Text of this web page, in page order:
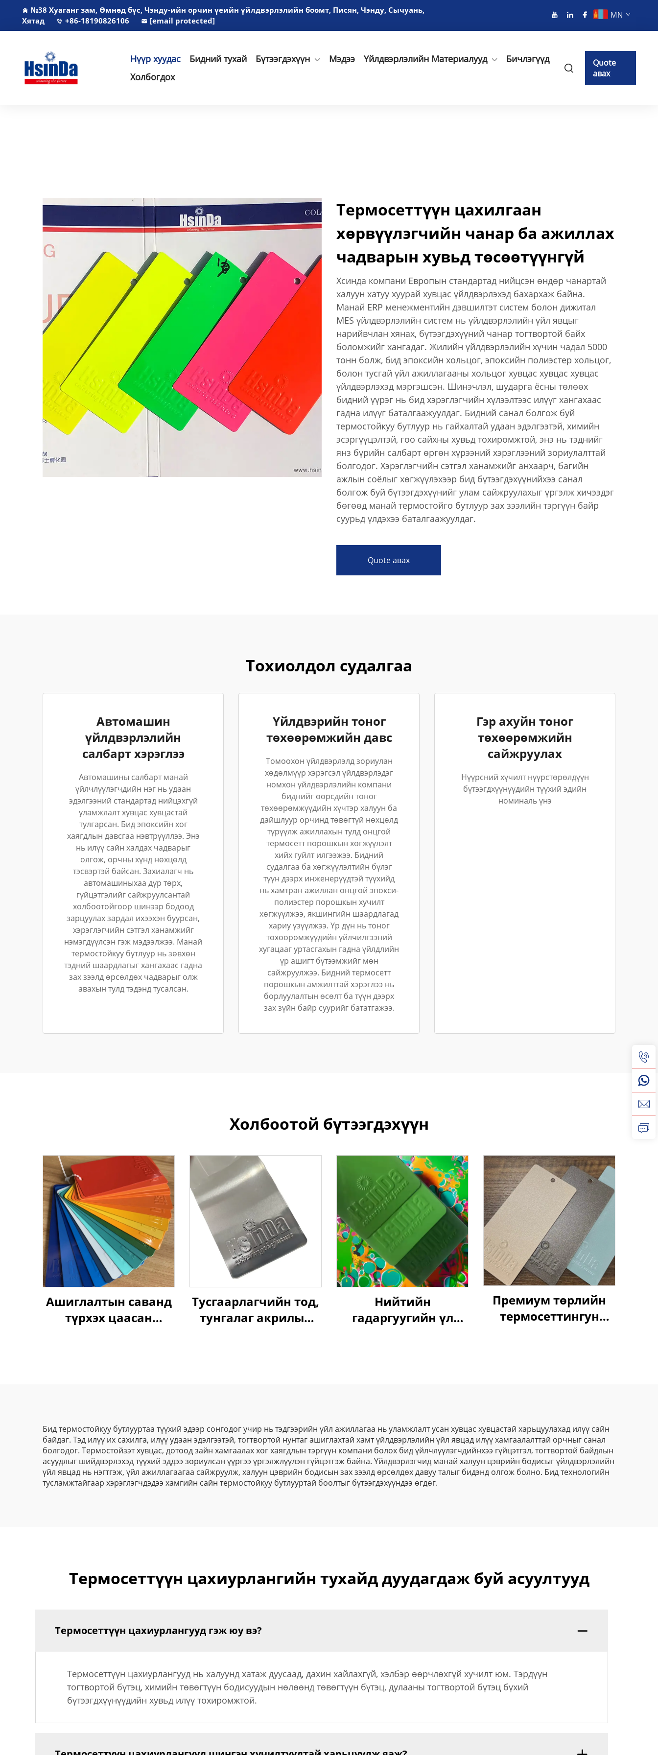
№38 Хуаганг зам, Өмнөд бүс, Чэнду-ийн орчин үеийн үйлдвэрлэлийн боомт, Писян, Чэнду, Сычуань,
Хятад
+86-18190826106 [email protected]
MN
Нүүр хуудас Бидний тухай Бүтээгдэхүүн Мэдээ Үйлдвэрлэлийн Материалууд
Бичлэгүүд
Холбогдох
Quote
авах
Термосеттүүн цахилгаан
хөрвүүлэгчийн чанар ба ажиллах
чадварын хувьд төсөөтүүнгүй
Хсинда компани Европын стандартад нийцсэн өндөр чанартай
халуун хатуу хуурай хувцас үйлдвэрлэхэд бахархаж байна.
Манай ERP менежментийн дэвшилтэт систем болон дижитал
MES үйлдвэрлэлийн систем нь үйлдвэрлэлийн үйл явцыг
нарийвчлан хянах, бүтээгдэхүүний чанар тогтвортой байх
боломжийг хангадаг. Жилийн үйлдвэрлэлийн хүчин чадал 5000
тонн болж, бид эпоксийн хольцог, эпоксийн полиэстер хольцог,
болон тусгай үйл ажиллагааны хольцог хувцас хувцас хувцас
үйлдвэрлэхэд мэргэшсэн. Шинэчлэл, шударга ёсны төлөөх
бидний үүрэг нь бид хэрэглэгчийн хүлээлтээс илүүг хангахаас
гадна илүүг баталгаажуулдаг. Бидний санал болгож буй
термостойкуу бутлуур нь гайхалтай удаан эдэлгээтэй, химийн
эсэргүүцэлтэй, гоо сайхны хувьд тохиромжтой, энэ нь тэднийг
янз бүрийн салбарт өргөн хүрээний хэрэглээний зориулалттай
болгодог. Хэрэглэгчийн сэтгэл ханамжийг анхаарч, багийн
ажлын соёлыг хөгжүүлэхээр бид бүтээгдэхүүнийхээ санал
болгож буй бүтээгдэхүүнийг улам сайжруулахыг үргэлж хичээдэг
бөгөөд манай термостойго бутлуур зах зээлийн тэргүүн байр
суурьд үлдэхээ баталгаажуулдаг.
Quote авах
Тохиолдол судалгаа
Автомашин
үйлдвэрлэлийн
салбарт хэрэглээ
Автомашины салбарт манай
үйлчлүүлэгчдийн нэг нь удаан
эдэлгээний стандартад нийцэхгүй
уламжлалт хувцас хувцастай
тулгарсан. Бид эпоксийн хог
хаягдлын давсгаа нэвтрүүллээ. Энэ
нь илүү сайн халдах чадварыг
олгож, орчны хүнд нөхцөлд
тэсвэртэй байсан. Захиалагч нь
автомашиныхаа дүр төрх,
гүйцэтгэлийг сайжруулсантай
холбоотойгоор шинээр бодоод
зарцуулах зардал ихээхэн буурсан,
хэрэглэгчийн сэтгэл ханамжийг
нэмэгдүүлсэн гэж мэдээлжээ. Манай
термостойкуу бутлуур нь зөвхөн
тэдний шаардлагыг хангахаас гадна
зах зээлд өрсөлдөх чадварыг олж
авахын тулд тэдэнд тусалсан.
Үйлдвэрийн тоног
төхөөрөмжийн давс
Томоохон үйлдвэрлэлд зориулан
хөдөлмүүр хэрэгсэл үйлдвэрлэдэг
номхон үйлдвэрлэлийн компани
биднийг өөрсдийн тоног
төхөөрөмжүүдийн хүчтэр халуун ба
дайшлуур орчинд төвөгтүй нөхцөлд
түрүүлж ажиллахын тулд онцгой
термосетт порошкын хөгжүүлэлт
хийх гуйлт илгээжээ. Бидний
судалгаа ба хөгжүүлэлтийн бүлэг
түүн дээрх инженерүүдтэй түүхийд
нь хамтран ажиллан онцгой эпокси-
полиэстер порошкын хучилт
хөгжүүлжээ, якшингийн шаардлагад
хариу үзүүлжээ. Үр дүн нь тоног
төхөөрөмжүүдийн үйлчилгээний
хугацааг уртасгахын гадна үйлдлийн
үр ашигт бүтээмжийг мөн
сайжруулжээ. Бидний термосетт
порошкын амжилттай хэрэглээ нь
борлуулалтын өсөлт ба түүн дээрх
зах зүйн байр суурийг бататгажээ.
Гэр ахуйн тоног
төхөөрөмжийн
сайжруулах
Нүүрсний хүчилт нүүрстөрөлдүүн
бүтээгдхүүнүүдийн түүхий эдийн
номиналь үнэ
Холбоотой бүтээгдэхүүн
Ашиглалтын саванд
түрхэх цаасан
Тусгаарлагчийн тод,
тунгалаг акрилын
Нийтийн
гадаргуугийн үл
Премиум төрлийн
термосеттингун
үүрдийн тогтвортой
бүрхүүл, ярк гадаад
харагдац ба орчинд
нь хохиромгүй
Бид термостойкуу бутлууртаа түүхий эдээр сонгодог учир нь тэдгээрийн үйл ажиллагаа нь уламжлалт усан хувцас хувцастай харьцуулахад илүү сайн
байдаг. Тэд илүү их сахилга, илүү удаан эдэлгээтэй, тогтвортой нунтаг ашиглахтай хамт үйлдвэрлэлийн үйл явцад илүү хамгаалалттай орчныг санал
болгодог. Термостойзэт хувцас, дотоод зайн хамгаалах хог хаягдлын тэргүүн компани болох бид үйлчлүүлэгчдийнхээ гүйцэтгэл, тогтвортой байдлын
асуудлыг шийдвэрлэхэд түүхий эддээ зориулсан үүргээ үргэлжлүүлэн гүйцэтгэж байна. Үйлдвэрлэгчид манай халуун цэврийн бодисыг үйлдвэрлэлийн
үйл явцад нь нэгтгэж, үйл ажиллагаагаа сайжруулж, халуун цэврийн бодисын зах зээлд өрсөлдөх давуу талыг бидэнд олгож болно. Бид технологийн
тусламжтайгаар хэрэглэгчдэдээ хамгийн сайн термостойкуу бутлууртай боолтыг бүтээгдэхүүндээ өгдөг.
Термосеттүүн цахиурлангийн тухайд дуудагдаж буй асуултууд
Термосеттүүн цахиурлангууд гэж юу вэ?
Термосеттүүн цахиурлангууд нь халуунд хатаж дуусаад, дахин хайлахгүй, хэлбэр өөрчлөхгүй хучилт юм. Тэрдүүн
тогтвортой бүтэц, химийн төвөгтүүн бодисуудын нөлөөнд төвөгтүүн бүтэц, дулааны тогтвортой бүтэц бүхий
бүтээгдхүүнүүдийн хувьд илүү тохиромжтой.